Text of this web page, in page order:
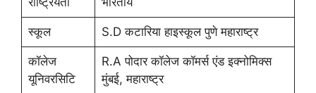
स्कूल S.D कटारिया हाइस्कूल पुणे महाराष्ट्र
कॉलेज
यूनिवरसिटि
R.A पोदार कॉलेज कॉमर्स एंड इक्नोमिक्स
मुंबई, महाराष्ट्र